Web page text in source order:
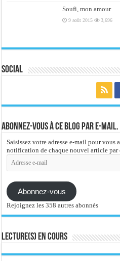
Soufi, mon amour
9 août 2015 3,696
Social
Abonnez-vous à ce blog par e-mail.
Saisissez votre adresse e-mail pour vous
notification de chaque nouvel article par
Adresse
e-
Abonnez-vous
Rejoignez les 358 autres abonnés
Lecture(s) en cours